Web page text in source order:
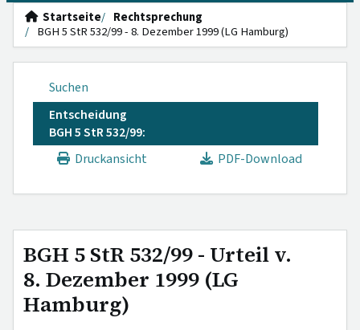
Startseite
Rechtsprechung
BGH 5 StR 532/99 - 8. Dezember 1999 (LG Hamburg)
Suchen
Entscheidung
BGH 5 StR 532/99:
Druckansicht
PDF-Download
BGH 5 StR 532/99 - Urteil v.
8. Dezember 1999 (LG
Hamburg)